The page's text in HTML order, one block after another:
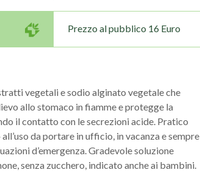
Prezzo al pubblico 16 Euro
vegetali e sodio alginato vegetale che
allo stomaco in fiamme e protegge la
il contatto con le secrezioni acide. Pratico
da portare in ufficio, in vacanza e sempre
d’emergenza. Gradevole soluzione
senza zucchero, indicato anche ai bambini.